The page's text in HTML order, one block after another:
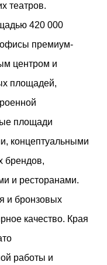
театров.
420 000
офисы премиум-
центром и
площадей,
площади
концептуальными
брендов,
и ресторанами.
и бронзовых
качество. Края
работы и